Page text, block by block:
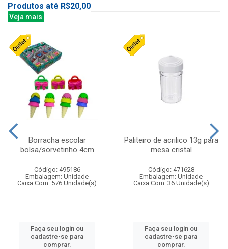
Produtos até R$20,00
Veja mais
Borracha escolar
bolsa/sorvetinho 4cm
Código: 495186
Embalagem: Unidade
Caixa Com: 576 Unidade(s)
Faça seu login ou
cadastre-se para
comprar.
Paliteiro de acrilico 13g para
mesa cristal
Código: 471628
Embalagem: Unidade
Caixa Com: 36 Unidade(s)
Faça seu login ou
cadastre-se para
comprar.